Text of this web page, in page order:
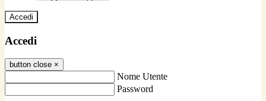
Accedi
Accedi
button close ×
Nome Utente
Password